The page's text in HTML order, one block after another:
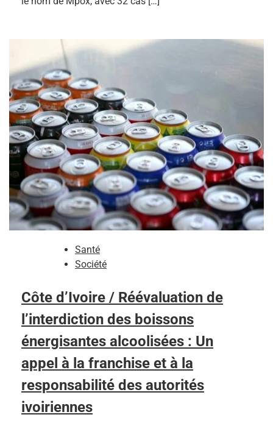
Santé
Société
Côte d’Ivoire / Réévaluation de
l’interdiction des boissons
énergisantes alcoolisées : Un
appel à la franchise et à la
responsabilité des autorités
ivoiriennes